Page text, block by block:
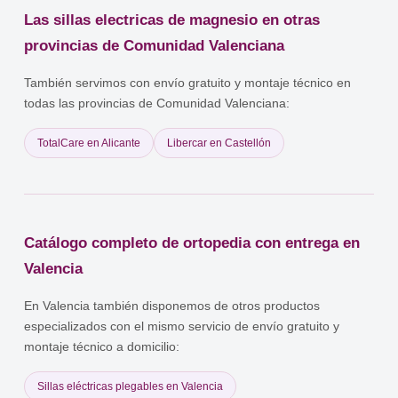
movilidad. (4) Servicios sociales de la Comunidad Valenciana. Los
requisitos varían cada año. Consulta en los servicios sociales del
Valenciana.
Las sillas electricas de magnesio en otras
provincias de Comunidad Valenciana
También servimos con envío gratuito y montaje técnico en
todas las provincias de Comunidad Valenciana:
TotalCare en Alicante Libercar en Castellón
Catálogo completo de ortopedia con entrega en
Valencia
En Valencia también disponemos de otros productos
especializados con el mismo servicio de envío gratuito y
montaje técnico a domicilio:
Sillas eléctricas plegables en Valencia